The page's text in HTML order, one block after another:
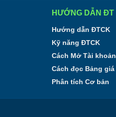
HƯỚNG DẪN ĐT
Hướng dẫn ĐTCK
Kỹ năng ĐTCK
Cách Mở Tài khoản
Cách đọc Bảng giá
Phân tích Cơ bản